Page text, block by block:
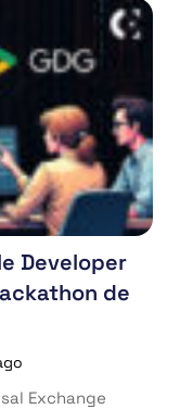
Developer
de
Exchange